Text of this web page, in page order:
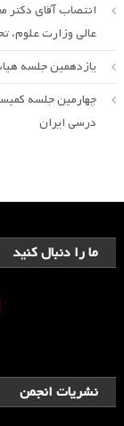
انتصاب آقای دکتر
عالی وزارت علوم،
یازدهمین جلسه
چهارمین جلسه
درسی ایران
ما را دنبال کنید
نشریات انجمن